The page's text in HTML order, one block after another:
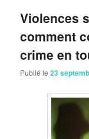
Violences
comment
crime en
Publié le23